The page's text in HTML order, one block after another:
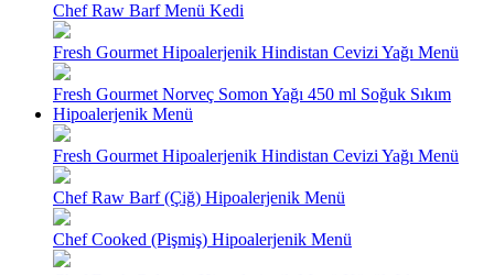
Chef Raw Barf Menü Kedi
Fresh Gourmet Hipoalerjenik Hindistan Cevizi Yağı Menü
Fresh Gourmet Norveç Somon Yağı 450 ml Soğuk Sıkım
Hipoalerjenik Menü
Fresh Gourmet Hipoalerjenik Hindistan Cevizi Yağı Menü
Chef Raw Barf (Çiğ) Hipoalerjenik Menü
Chef Cooked (Pişmiş) Hipoalerjenik Menü